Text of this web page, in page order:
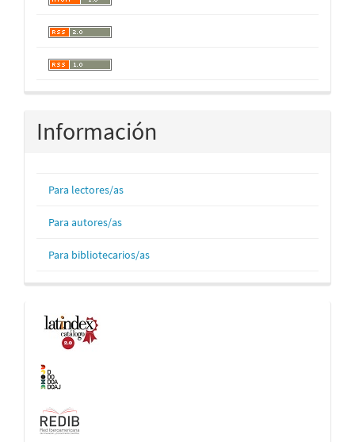
Información
Para lectores/as
Para autores/as
Para bibliotecarios/as
Indexaciones